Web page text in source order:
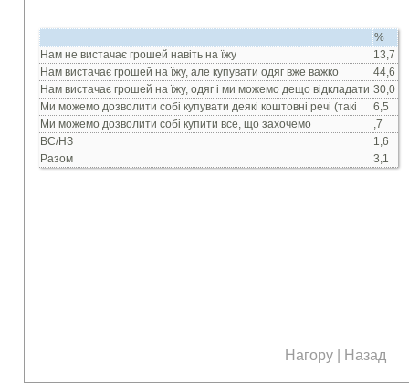
%
Нам не вистачає грошей навiть на їжу
13,7
Нам вистачає грошей на їжу, але купувати одяг вже важко
44,6
Нам вистачає грошей на їжу, одяг i ми можемо дещо вiдкладати 30,0
Ми можемо дозволити собi купувати деякi коштовнi речi (такi
6,5
Ми можемо дозволити собi купити все, що захочемо
,7
ВС/НЗ
1,6
Разом
3,1
Нагору | Назад